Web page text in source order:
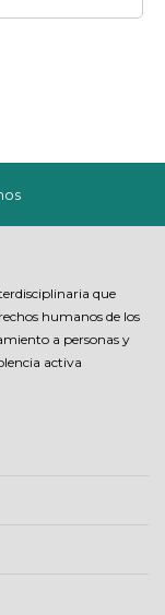
que
humanos de los
a personas y
activa